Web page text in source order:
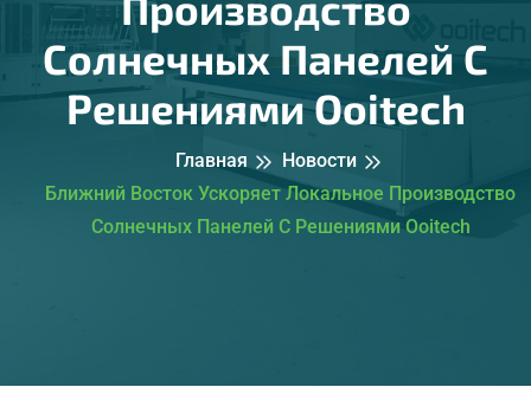
Солнечных Панелей С
Решениями Ooitech
Главная
Новости
Ближний Восток Ускоряет Локальное Производство
Солнечных Панелей С Решениями Ooitech